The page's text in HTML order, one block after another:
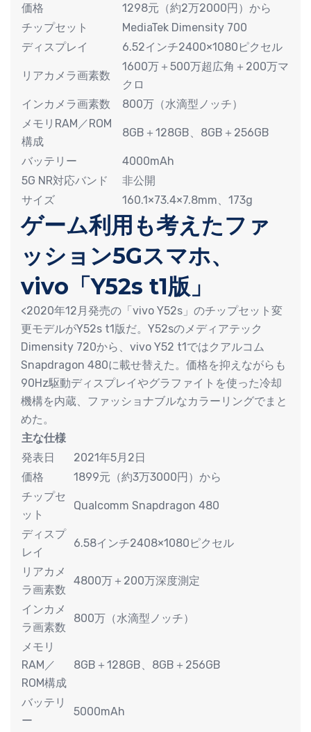
価格
1298元（約2万2000円）から
チップセット
MediaTek Dimensity 700
ディスプレイ
6.52インチ2400×1080ピクセル
リアカメラ画素数
1600万＋500万超広角＋200万マ
クロ
インカメラ画素数
800万（水滴型ノッチ）
メモリRAM／ROM
構成
8GB＋128GB、8GB＋256GB
バッテリー
4000mAh
5G NR対応バンド
非公開
サイズ
160.1×73.4×7.8mm、173g
ゲーム利用も考えたファ
ッション5Gスマホ、
vivo「Y52s t1版」
<2020年12月発売の「vivo Y52s」のチップセット変
更モデルがY52s t1版だ。Y52sのメディアテック
Dimensity 720から、vivo Y52 t1ではクアルコム
Snapdragon 480に載せ替えた。価格を抑えながらも
90Hz駆動ディスプレイやグラファイトを使った冷却
機構を内蔵、ファッショナブルなカラーリングでまと
めた。
主な仕様
発表日
2021年5月2日
価格
1899元（約3万3000円）から
チップセ
ット
Qualcomm Snapdragon 480
ディスプ
レイ
6.58インチ2408×1080ピクセル
リアカメ
ラ画素数
4800万＋200万深度測定
インカメ
ラ画素数
800万（水滴型ノッチ）
メモリ
RAM／
ROM構成
8GB＋128GB、8GB＋256GB
バッテリ
ー
5000mAh